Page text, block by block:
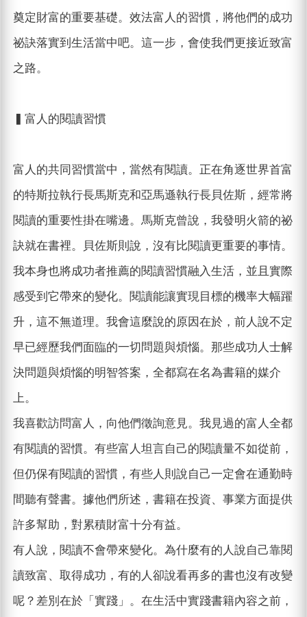
奠定財富的重要基礎。效法富人的習慣，將他們的成功
祕訣落實到生活當中吧。這一步，會使我們更接近致富
之路。
▍富人的閱讀習慣
富人的共同習慣當中，當然有閱讀。正在角逐世界首富
的特斯拉執行長馬斯克和亞馬遜執行長貝佐斯，經常將
閱讀的重要性掛在嘴邊。馬斯克曾說，我發明火箭的祕
訣就在書裡。貝佐斯則說，沒有比閱讀更重要的事情。
我本身也將成功者推薦的閱讀習慣融入生活，並且實際
感受到它帶來的變化。閱讀能讓實現目標的機率大幅躍
升，這不無道理。我會這麼說的原因在於，前人說不定
早已經歷我們面臨的一切問題與煩惱。那些成功人士解
決問題與煩惱的明智答案，全都寫在名為書籍的媒介
上。
我喜歡訪問富人，向他們徵詢意見。我見過的富人全都
有閱讀的習慣。有些富人坦言自己的閱讀量不如從前，
但仍保有閱讀的習慣，有些人則說自己一定會在通勤時
間聽有聲書。據他們所述，書籍在投資、事業方面提供
許多幫助，對累積財富十分有益。
有人說，閱讀不會帶來變化。為什麼有的人說自己靠閱
讀致富、取得成功，有的人卻說看再多的書也沒有改變
呢？差別在於「實踐」。在生活中實踐書籍內容之前，